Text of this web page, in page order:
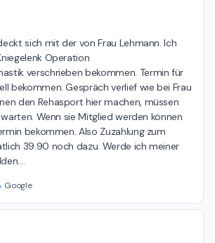
sich mit der von Frau Lehmann. Ich
Operation
verschrieben bekommen. Termin für
bekommen. Gespräch verlief wie bei Frau
den Rehasport hier machen, müssen
Wenn sie Mitglied werden können
bekommen. Also Zuzahlung zum
39.90 noch dazu. Werde ich meiner
…
Google